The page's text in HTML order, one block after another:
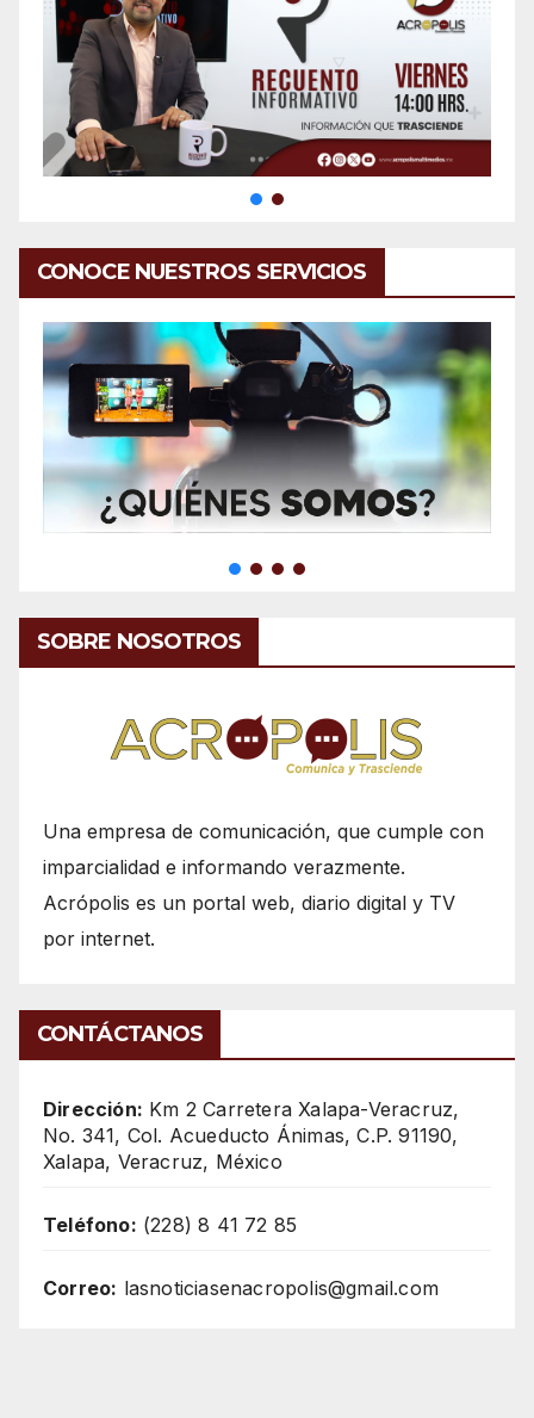
CONOCE NUESTROS SERVICIOS
SOBRE NOSOTROS
Una empresa de comunicación, que cumple con
imparcialidad e informando verazmente.
Acrópolis es un portal web, diario digital y TV
por internet.
CONTÁCTANOS
Dirección: Km 2 Carretera Xalapa-Veracruz,
No. 341, Col. Acueducto Ánimas, C.P. 91190,
Xalapa, Veracruz, México
Teléfono: (228) 8 41 72 85
Correo: lasnoticiasenacropolis@gmail.com